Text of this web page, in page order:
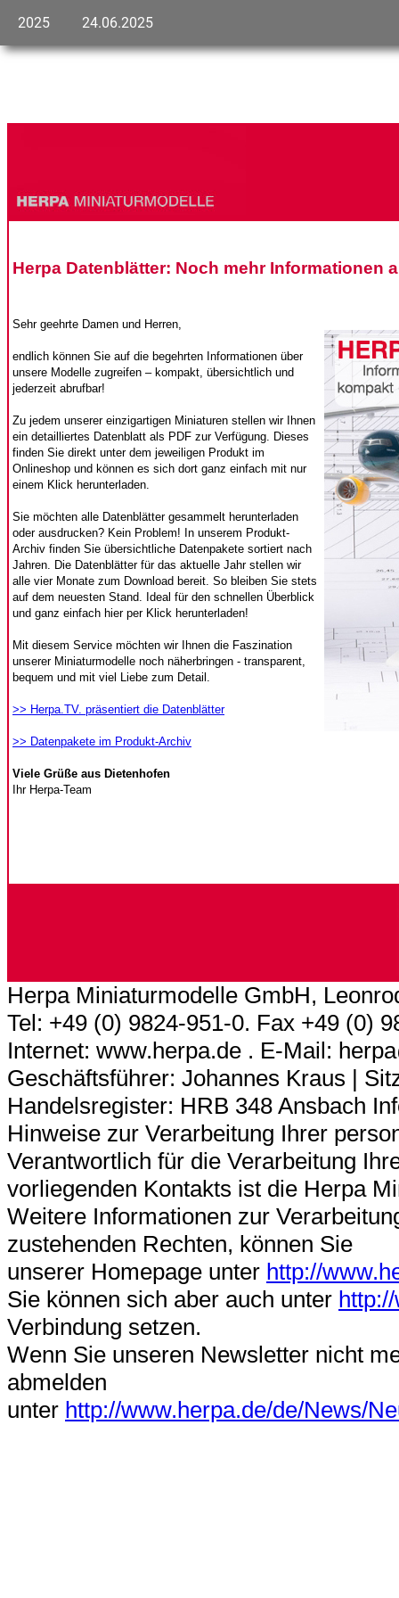
2025 24.06.2025
Herpa Datenblätter: Noch mehr Informationen
Sehr geehrte Damen und Herren,
endlich können Sie auf die begehrten Informationen über
unsere Modelle zugreifen – kompakt, übersichtlich und
jederzeit abrufbar!
Zu jedem unserer einzigartigen Miniaturen stellen wir Ihnen
ein detailliertes Datenblatt als PDF zur Verfügung. Dieses
finden Sie direkt unter dem jeweiligen Produkt im
Onlineshop und können es sich dort ganz einfach mit nur
einem Klick herunterladen.
Sie möchten alle Datenblätter gesammelt herunterladen
oder ausdrucken? Kein Problem! In unserem Produkt-
Archiv finden Sie übersichtliche Datenpakete sortiert nach
Jahren. Die Datenblätter für das aktuelle Jahr stellen wir
alle vier Monate zum Download bereit. So bleiben Sie stets
auf dem neuesten Stand. Ideal für den schnellen Überblick
und ganz einfach hier per Klick herunterladen!
Mit diesem Service möchten wir Ihnen die Faszination
unserer Miniaturmodelle noch näherbringen - transparent,
bequem und mit viel Liebe zum Detail.
>> Herpa.TV. präsentiert die Datenblätter
>> Datenpakete im Produkt-Archiv
Viele Grüße aus Dietenhofen
Ihr Herpa-Team
Herpa Miniaturmodelle GmbH,
Tel: +49 (0) 9824-951-0. Fax +49 (0)
Internet: www.herpa.de . E-Mail:
Geschäftsführer: Johannes Kraus |
Handelsregister: HRB 348 Ansbach
Hinweise zur Verarbeitung Ihrer
Verantwortlich für die Verarbeitung
vorliegenden Kontakts ist die Herpa
Weitere Informationen zur
zustehenden Rechten, können Sie
unserer Homepage unter http://
Sie können sich aber auch unter
Verbindung setzen.
Wenn Sie unseren Newsletter nicht
abmelden
unter http://www.herpa.de/de/News/